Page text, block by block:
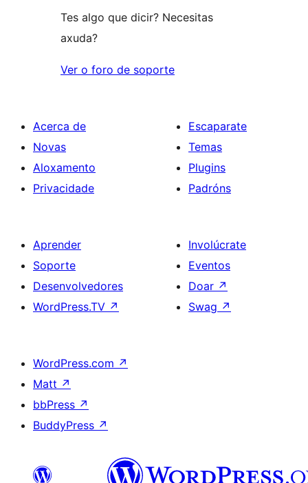
Tes algo que dicir? Necesitas
axuda?
Ver o foro de soporte
Acerca de
Novas
Aloxamento
Privacidade
Escaparate
Temas
Plugins
Padróns
Aprender
Soporte
Desenvolvedores
WordPress.TV ↗
Involúcrate
Eventos
Doar ↗
Swag ↗
WordPress.com ↗
Matt ↗
bbPress ↗
BuddyPress ↗